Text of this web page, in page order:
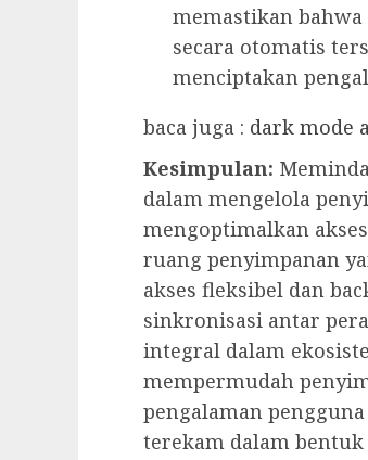
memastikan
secara otomatis
menciptakan
baca juga : dark mode
Kesimpulan:
dalam mengelola
mengoptimalkan
ruang penyimpanan
akses fleksibel dan
sinkronisasi antar
integral dalam
mempermudah
pengalaman
terekam dalam bentuk